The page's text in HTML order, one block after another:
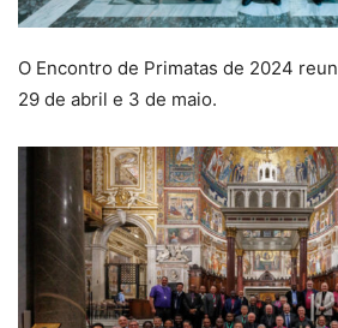
O Encontro de Primatas de 2024
29 de abril e 3 de maio.